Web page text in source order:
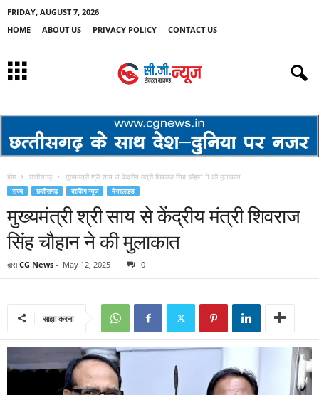
FRIDAY, AUGUST 7, 2026
HOME
ABOUT US PRIVACY POLICY CONTACT US
होम छत्तीसगढ़ मुख्यमंत्री श्री साय से केंद्रीय मंत्री शिवराज सिंह चौहान ने की मुलाकात
राज्य छत्तीसगढ़ ब्रेकिंग न्यूज मेनस्लाइड
मुख्यमंत्री श्री साय से केंद्रीय मंत्री शिवराज
सिंह चौहान ने की मुलाकात
द्वारा CG News - May 12, 2025 0
साझा करना